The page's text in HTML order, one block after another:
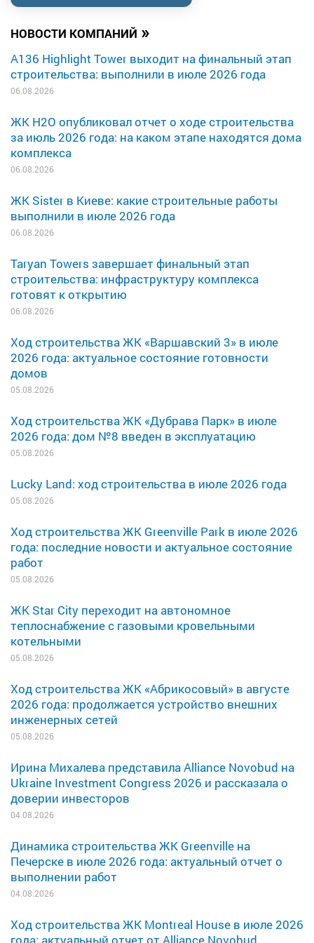
НОВОСТИ КОМПАНИЙ »
A136 Highlight Tower выходит на финальный этап
строительства: выполнили в июле 2026 года
06.08.2026
ЖК H2O опубликовал отчет о ходе строительства
за июль 2026 года: на каком этапе находятся дома
комплекса
06.08.2026
ЖК Sister в Киеве: какие строительные работы
выполнили в июле 2026 года
06.08.2026
Taryan Towers завершает финальный этап
строительства: инфраструктуру комплекса
готовят к открытию
06.08.2026
Ход строительства ЖК «Варшавский 3» в июле
2026 года: актуальное состояние готовности
домов
05.08.2026
Ход строительства ЖК «Дубрава Парк» в июле
2026 года: дом №8 введен в эксплуатацию
05.08.2026
Lucky Land: ход строительства в июле 2026 года
05.08.2026
Ход строительства ЖК Greenville Park в июле 2026
года: последние новости и актуальное состояние
работ
05.08.2026
ЖК Star City переходит на автономное
теплоснабжение с газовыми кровельными
котельными
05.08.2026
Ход строительства ЖК «Абрикосовый» в августе
2026 года: продолжается устройство внешних
инженерных сетей
05.08.2026
Ирина Михалева представила Alliance Novobud на
Ukraine Investment Congress 2026 и рассказала о
доверии инвесторов
04.08.2026
Динамика строительства ЖК Greenville на
Печерске в июле 2026 года: актуальный отчет о
выполнении работ
04.08.2026
Ход строительства ЖК Montreal House в июле 2026
года: актуальный отчет от Alliance Novobud